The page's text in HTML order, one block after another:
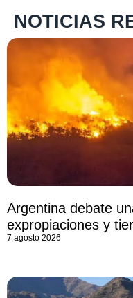
NOTICIAS
Argentina debate
expropiaciones y
7 agosto 2026